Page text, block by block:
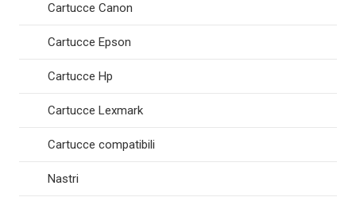
Cartucce Canon
Cartucce Epson
Cartucce Hp
Cartucce Lexmark
Cartucce compatibili
Nastri